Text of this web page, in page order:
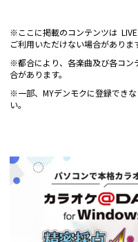
※ここに掲載のコンテンツは
ご利用いただけない場合がありま
※都合により、各楽曲及び各コン
合があります。
※一部、MYデンモクに登録でき
い。